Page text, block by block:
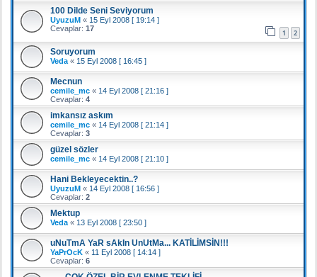
100 Dilde Seni Seviyorum
UyuzuM « 15 Eyl 2008 [ 19:14 ]
Cevaplar: 17 1 2
Soruyorum
Veda « 15 Eyl 2008 [ 16:45 ]
Mecnun
cemile_mc « 14 Eyl 2008 [ 21:16 ]
Cevaplar: 4
imkansız askım
cemile_mc « 14 Eyl 2008 [ 21:14 ]
Cevaplar: 3
güzel sözler
cemile_mc « 14 Eyl 2008 [ 21:10 ]
Hani Bekleyecektin..?
UyuzuM « 14 Eyl 2008 [ 16:56 ]
Cevaplar: 2
Mektup
Veda « 13 Eyl 2008 [ 23:50 ]
uNuTmA YaR sAkIn UnUtMa... KATİLİMSİN!!!
YaPrOcK « 11 Eyl 2008 [ 14:14 ]
Cevaplar: 6